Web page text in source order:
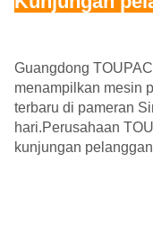
Guangdong
menampilkan mesin
terbaru di pameran
hari.Perusahaan
kunjungan